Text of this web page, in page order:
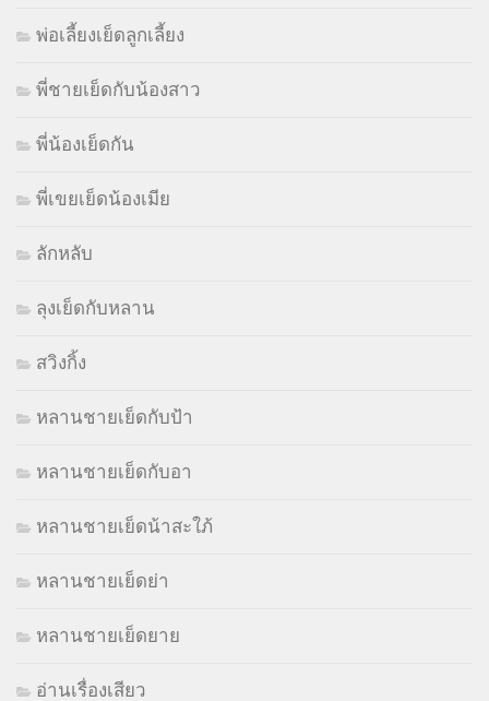
พ่อเลี้ยงเย็ดลูกเลี้ยง
พี่ชายเย็ดกับน้องสาว
พี่น้องเย็ดกัน
พี่เขยเย็ดน้องเมีย
ลักหลับ
ลุงเย็ดกับหลาน
สวิงกิ้ง
หลานชายเย็ดกับป้า
หลานชายเย็ดกับอา
หลานชายเย็ดน้าสะใภ้
หลานชายเย็ดย่า
หลานชายเย็ดยาย
อ่านเรื่องเสียว